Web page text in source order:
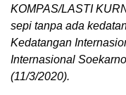
KOMPAS/LASTI
sepi tanpa ada
Kedatangan
Internasional
(11/3/2020).